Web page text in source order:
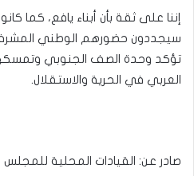
إننا على ثقة بأن أبناء يافع، كما
سيجددون حضورهم الوطني
تؤكد وحدة الصف الجنوبي
العربي في الحرية والاستقلال.
صادر عن: القيادات المحلية للمجلس